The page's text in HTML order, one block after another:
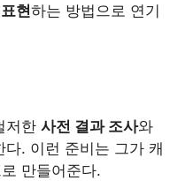
현하는 방법으로 연기
저한 사전 결과 조사와
. 이런 준비는 그가 캐
만들어준다.